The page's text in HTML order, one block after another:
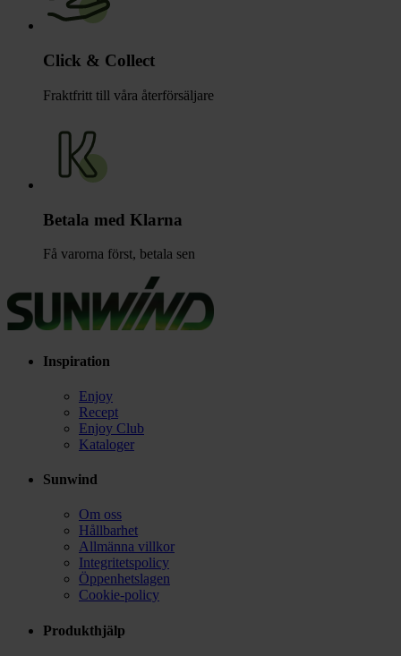
Click & Collect
Fraktfritt till våra återförsäljare
Betala med Klarna
Få varorna först, betala sen
Inspiration
Enjoy
Recept
Enjoy Club
Kataloger
Sunwind
Om oss
Hållbarhet
Allmänna villkor
Integritetspolicy
Öppenhetslagen
Cookie-policy
Produkthjälp